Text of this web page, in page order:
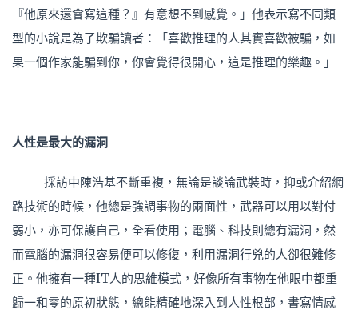
『他原來還會寫這種？』有意想不到感覺。」他表示寫不同類
型的小說是為了欺騙讀者：「喜歡推理的人其實喜歡被騙，如
果一個作家能騙到你，你會覺得很開心，這是推理的樂趣。」
人性是最大的漏洞
採訪中陳浩基不斷重複，無論是談論武裝時，抑或介紹網
路技術的時候，他總是強調事物的兩面性，武器可以用以對付
弱小，亦可保護自己，全看使用；電腦、科技則總有漏洞，然
而電腦的漏洞很容易便可以修復，利用漏洞行兇的人卻很難修
正。他擁有一種IT人的思維模式，好像所有事物在他眼中都重
歸一和零的原初狀態，總能精確地深入到人性根部，書寫情感